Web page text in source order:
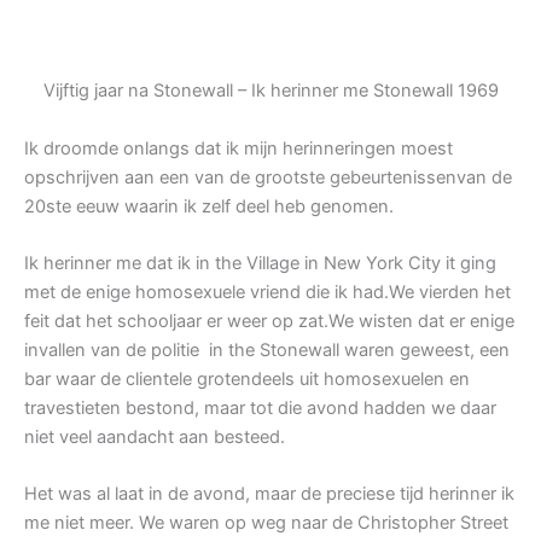
Vijftig jaar na Stonewall – Ik herinner me Stonewall 1969
Ik droomde onlangs dat ik mijn herinneringen moest
opschrijven aan een van de grootste gebeurtenissenvan de
20ste eeuw waarin ik zelf deel heb genomen.
Ik herinner me dat ik in the Village in New York City it ging
met de enige homosexuele vriend die ik had.We vierden het
feit dat het schooljaar er weer op zat.We wisten dat er enige
invallen van de politie in the Stonewall waren geweest, een
bar waar de clientele grotendeels uit homosexuelen en
travestieten bestond, maar tot die avond hadden we daar
niet veel aandacht aan besteed.
Het was al laat in de avond, maar de preciese tijd herinner ik
me niet meer. We waren op weg naar de Christopher Street